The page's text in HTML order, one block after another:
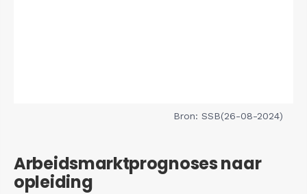
Bron: SSB(26-08-2024)
Arbeidsmarktprognoses naar
opleiding